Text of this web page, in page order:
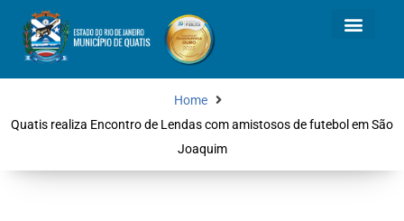
Home
Quatis realiza Encontro de Lendas com amistosos de futebol em São
Joaquim